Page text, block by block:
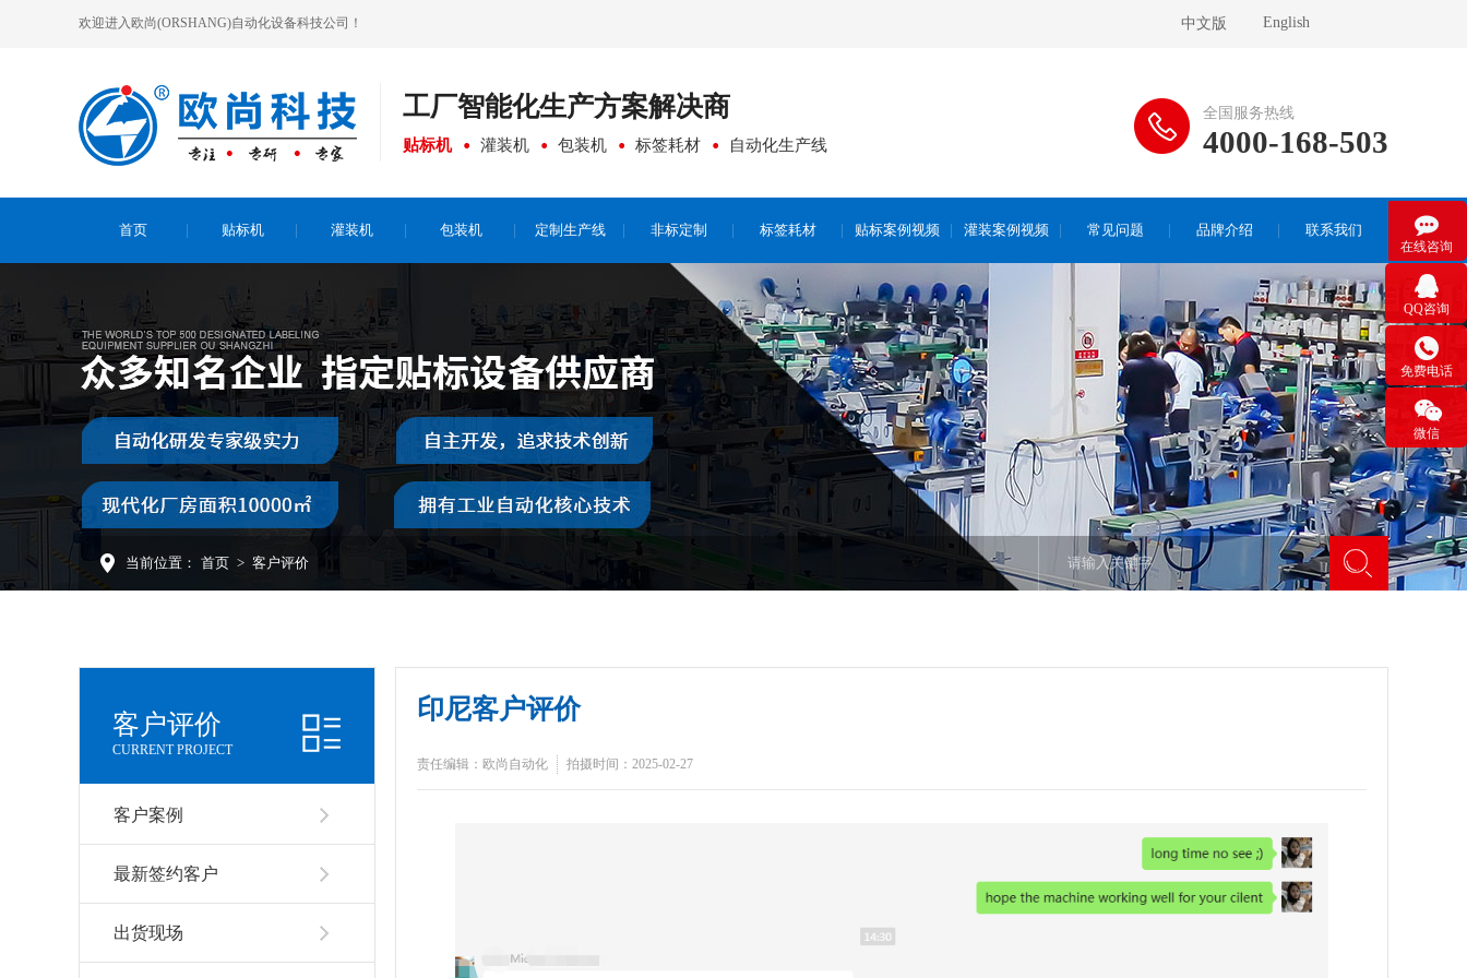
欢迎进入欧尚(ORSHANG)自动化设备科技公司！ 中文版 English
工厂智能化生产方案解决商
贴标机 灌装机 包装机 标签耗材 自动化生产线
全国服务热线
4000-168-503
首页 贴标机 灌装机 包装机 定制生产线 非标定制 标签耗材 贴标案例视频 灌装案例视频 常见问题 品牌介绍 联系我们
当前位置： 首页 > 客户评价
客户评价
CURRENT PROJECT
客户案例
最新签约客户
出货现场
印尼客户评价
责任编辑：欧尚自动化 拍摄时间：2025-02-27

在线咨询

QQ咨询

免费电话

微信